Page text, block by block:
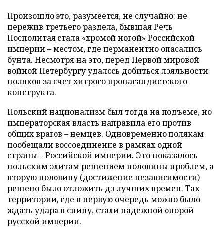
Произошло это, разумеется, не случайно: не
пережив третьего раздела, бывшая Речь
Посполитая стала «хромой ногой» Российской
империи – местом, где перманентно опасались
бунта. Несмотря на это, перед Первой мировой
войной Петербургу удалось добиться лояльности
поляков за счет хитрого пропагандистского
конструкта.
Польский национализм был тогда на подъеме, но
императорская власть направила его против
общих врагов – немцев. Одновременно полякам
пообещали воссоединение в рамках одной
страны – Российской империи. Это показалось
польским элитам решением половины проблем, а
вторую половину (достижение независимости)
решено было отложить до лучших времен. Так
территории, где в первую очередь можно было
ждать удара в спину, стали надежной опорой
русской империи.